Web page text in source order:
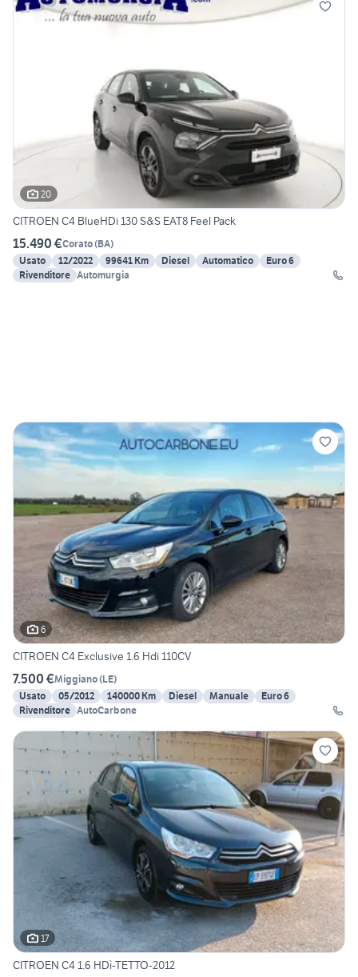
20
CITROEN C4 BlueHDi 130 S&S EAT8 Feel Pack
15.490 €Corato(BA)
Usato
12/2022 99641 Km Diesel Automatico
Euro 6
Rivenditore Automurgia
6
CITROEN C4 Exclusive 1.6 Hdi 110CV
7.500 €Miggiano(LE)
Usato
05/2012 140000 Km Diesel Manuale
Euro 6
Rivenditore AutoCarbone
17
CITROEN C4 1.6 HDì-TETTO-2012